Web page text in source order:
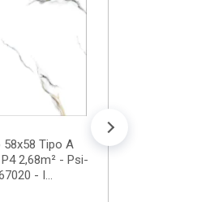
58x58 Tipo A
2,68m² - Psi-
- I...